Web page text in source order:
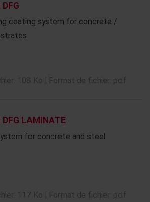
coating system for concrete /
DFG LAMINATE
for concrete and steel